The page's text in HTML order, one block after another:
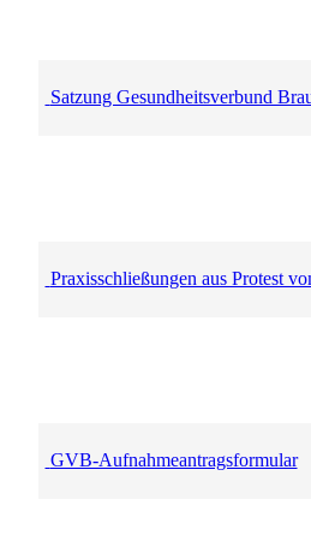
Satzung Gesundheitsverbund
Praxisschließungen aus Protest
GVB-Aufnahmeantragsformular